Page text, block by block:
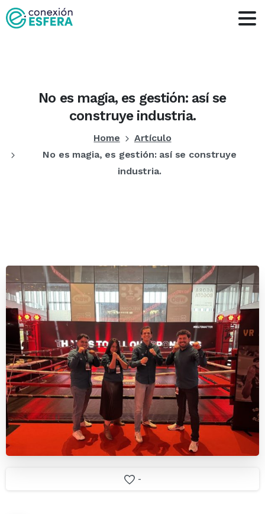
No es magia, es gestión: así se
construye industria.
Home
Artículo
No es magia, es gestión: así se construye
industria.
-